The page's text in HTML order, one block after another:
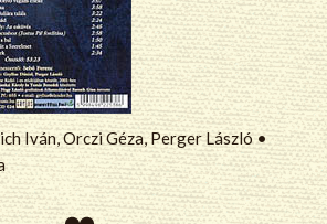
Iván, Orczi Géza, Perger László •